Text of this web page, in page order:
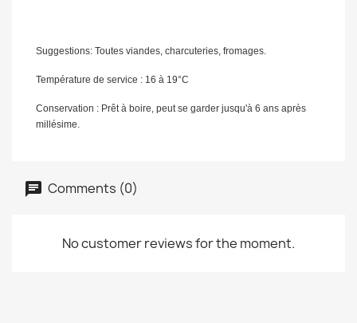
Suggestions: Toutes viandes, charcuteries, fromages.
Température de service : 16 à 19°C
Conservation : Prêt à boire, peut se garder jusqu'à 6 ans après
millésime.
Comments (0)
No customer reviews for the moment.